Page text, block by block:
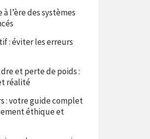
l’ère des systèmes
: éviter les erreurs
et perte de poids :
réalité
: votre guide complet
éthique et